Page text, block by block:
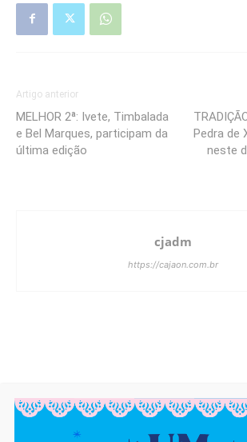
Artigo anterior
MELHOR 2ª: Ivete, Timbalada
e Bel Marques, participam da
última edição
Pedra de
neste
cjadm
https://cajaon.com.br